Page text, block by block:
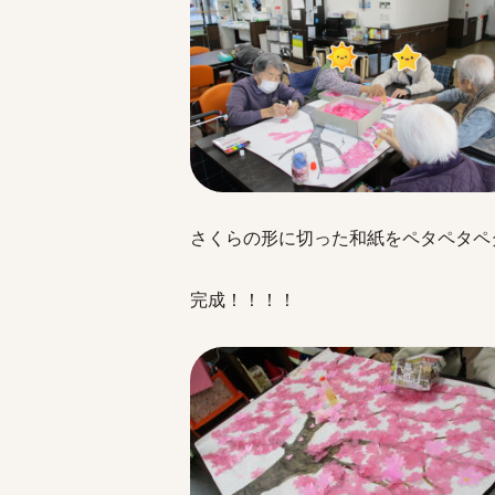
さくらの形に切った和紙をペタペタペ
完成！！！！